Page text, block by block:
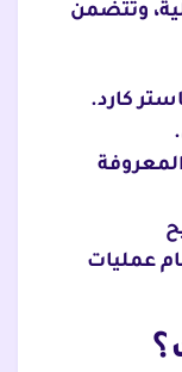
وتتضمن
كارد.
عمليات